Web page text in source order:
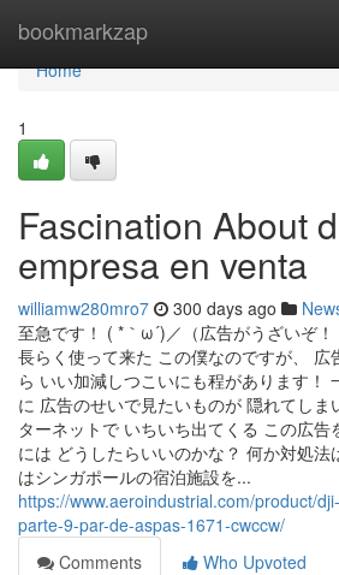
bookmarkzap
Home
Home
1
Fascination About
empresa en venta
williamw280mro7 300 days ago
至急です！ ( *｀ω´)／（広告がうざいぞ
長らく使って来た この僕なのですが、 広
ら いい加減しつこいにも程があります！
に 広告のせいで見たいものが 隠れてしま
ターネットで いちいち出てくる この広告
には どうしたらいいのかな？ 何か対処法
はシンガポールの宿泊施設を...
https://www.aeroindustrial.com/product/
parte-9-par-de-aspas-1671-cwccw/
Comments
Who Upvoted